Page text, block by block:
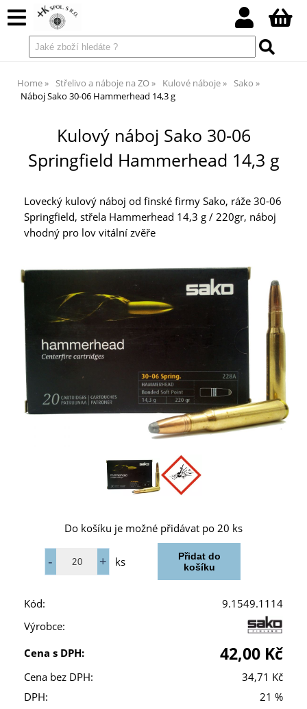
Home Střelivo a náboje na ZO Kulové náboje
Sako
Náboj Sako 30-06 Hammerhead 14,3 g
Kulový náboj Sako 30-06
Springfield Hammerhead 14,3 g
Lovecký kulový náboj od finské firmy Sako, ráže 30-06
Springfield, střela Hammerhead 14,3 g / 220gr, náboj
vhodný pro lov vitální zvěře
Do košíku je možné přidávat po 20 ks
ks
Kód:
9.1549.1114
Výrobce:
Cena s DPH:
42,00 Kč
Cena bez DPH:
34,71 Kč
DPH:
21 %